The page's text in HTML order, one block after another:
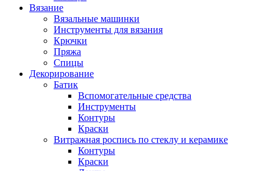
Вязание
Вязальные машинки
Инструменты для вязания
Крючки
Пряжа
Спицы
Декорирование
Батик
Вспомогательные средства
Инструменты
Контуры
Краски
Витражная роспись по стеклу и керамике
Контуры
Краски